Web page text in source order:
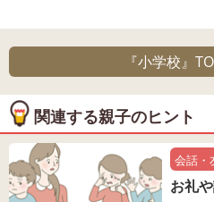
『小学校』
関連する親子のヒント
会話・
お礼